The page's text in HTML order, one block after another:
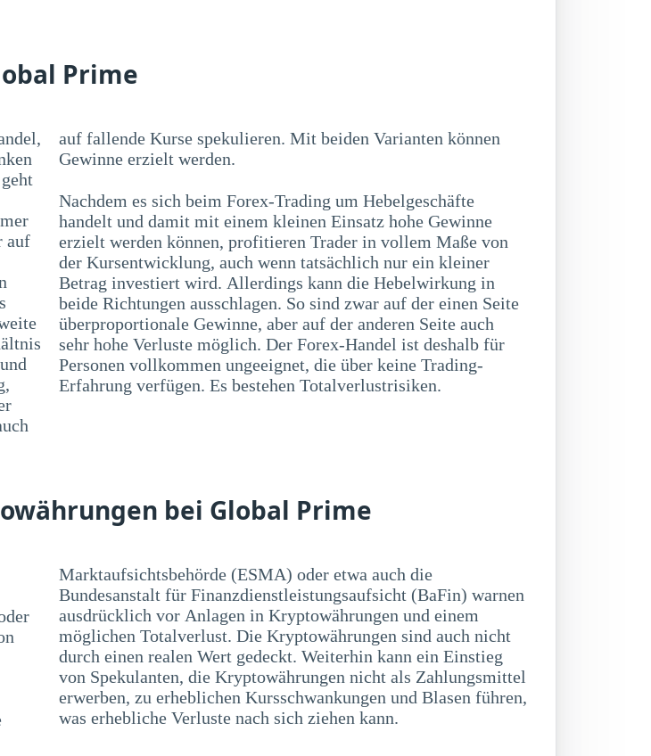
Prime
auf
Gewinne erzielt werden.
Nachdem es sich beim Forex-Trading um Hebelgeschäfte
handelt und damit mit einem kleinen Einsatz hohe Gewinne
erzielt werden können, profitieren Trader in vollem Maße von
der Kursentwicklung, auch wenn tatsächlich nur ein kleiner
Betrag investiert wird. Allerdings kann die Hebelwirkung in
beide Richtungen ausschlagen. So sind zwar auf der einen Seite
überproportionale Gewinne, aber auf der anderen Seite auch
sehr hohe Verluste möglich. Der Forex-Handel ist deshalb für
Personen vollkommen ungeeignet, die über keine Trading-
Erfahrung verfügen. Es bestehen Totalverlustrisiken.
bei Global Prime
Marktaufsichtsbehörde (ESMA) oder etwa auch die
Bundesanstalt für Finanzdienstleistungsaufsicht (BaFin) warnen
ausdrücklich vor Anlagen in Kryptowährungen und einem
möglichen Totalverlust. Die Kryptowährungen sind auch nicht
durch einen realen Wert gedeckt. Weiterhin kann ein Einstieg
von Spekulanten, die Kryptowährungen nicht als Zahlungsmittel
was erhebliche Verluste nach sich ziehen kann.